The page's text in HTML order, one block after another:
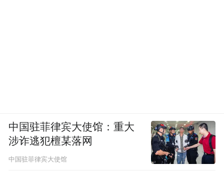
中国驻菲律宾大使馆：重大
涉诈逃犯檀某落网
中国驻菲律宾大使馆